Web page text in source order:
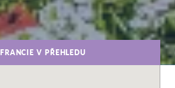
FRANCIE V PŘEHLEDU